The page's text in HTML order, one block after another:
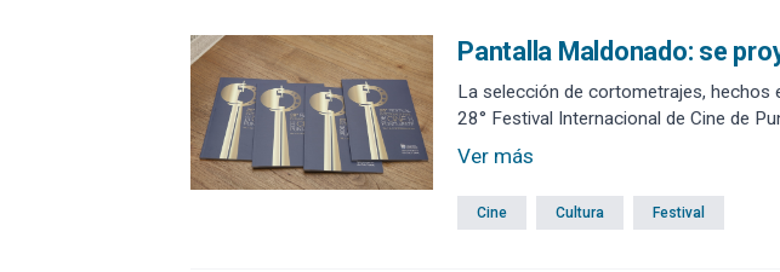
Pantalla Maldonado: se
La selección de cortometrajes, hechos
28° Festival Internacional de Cine de
Ver más
Cine Cultura Festival